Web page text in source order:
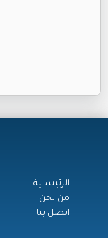
الرئيســية
من نحن
اتصل بنا